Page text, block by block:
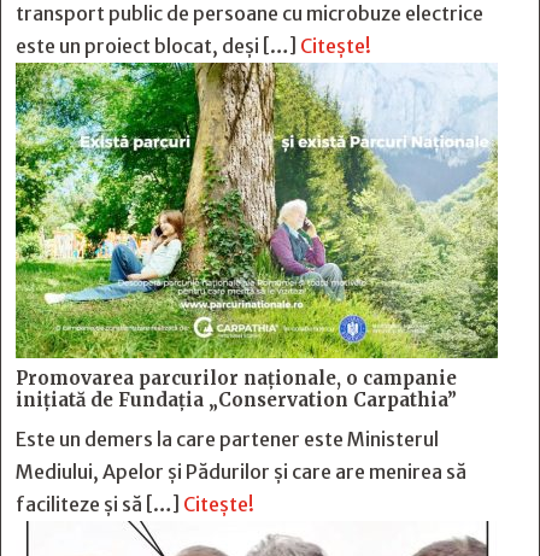
transport public de persoane cu microbuze electrice
este un proiect blocat, deși […] Citește!
Promovarea parcurilor naționale, o campanie
inițiată de Fundația „Conservation Carpathia”
Este un demers la care partener este Ministerul
Mediului, Apelor și Pădurilor și care are menirea să
faciliteze și să […] Citește!